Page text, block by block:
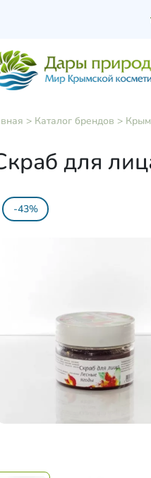
> Каталог брендов >
для
-43%